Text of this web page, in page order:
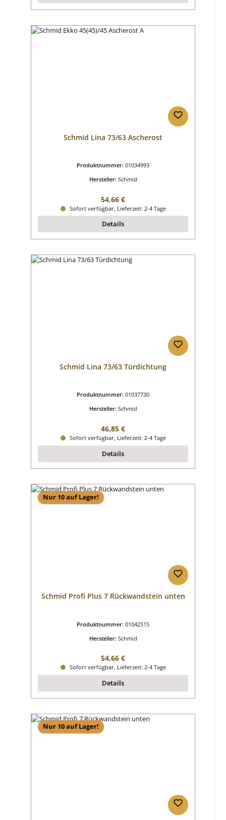
Schmid Lina 73/63 Ascherost
Produktnummer: 01034993
Hersteller: Schmid
Regulärer Preis:
54,66 €
Sofort verfügbar, Lieferzeit: 2-4 Tage
Details
Schmid Lina 73/63 Türdichtung
Produktnummer: 01037730
Hersteller: Schmid
Regulärer Preis:
46,85 €
Sofort verfügbar, Lieferzeit: 2-4 Tage
Details
Nur 10 auf Lager!
Schmid Profi Plus 7 Rückwandstein unten
Produktnummer: 01042515
Hersteller: Schmid
Regulärer Preis:
54,66 €
Sofort verfügbar, Lieferzeit: 2-4 Tage
Details
Nur 10 auf Lager!